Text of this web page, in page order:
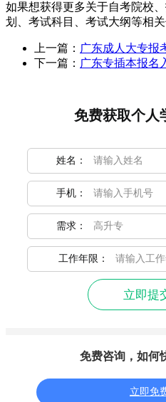
如果想获得更多关于自考院校
划、考试科目、考试大纲等相
上一篇： 广东成人大专报
下一篇： 广东专插本报名
免费获取个人
姓名：
手机：
需求：
工作年限：
立即提
免费咨询，如何
立即免